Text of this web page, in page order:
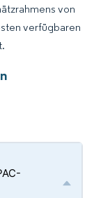
von
verfügbaren